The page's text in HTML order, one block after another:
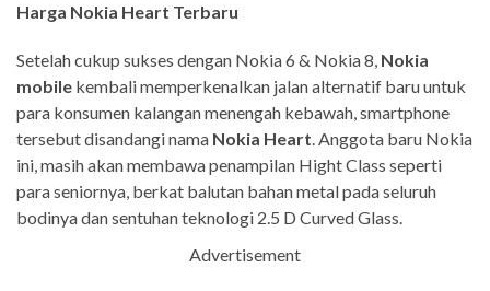
Harga Nokia Heart Terbaru
Setelah cukup sukses dengan Nokia 6 & Nokia 8, Nokia
mobile kembali memperkenalkan jalan alternatif baru untuk
para konsumen kalangan menengah kebawah, smartphone
tersebut disandangi nama Nokia Heart. Anggota baru Nokia
ini, masih akan membawa penampilan Hight Class seperti
para seniornya, berkat balutan bahan metal pada seluruh
bodinya dan sentuhan teknologi 2.5 D Curved Glass.
Advertisement